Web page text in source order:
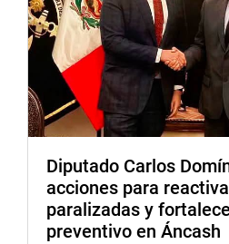
Diputado Carlos
acciones para
paralizadas y
preventivo en Áncash